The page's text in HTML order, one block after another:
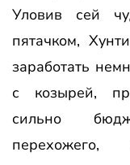
Уловив сей
пятачком,
заработать
с козырей,
сильно
перехожего,